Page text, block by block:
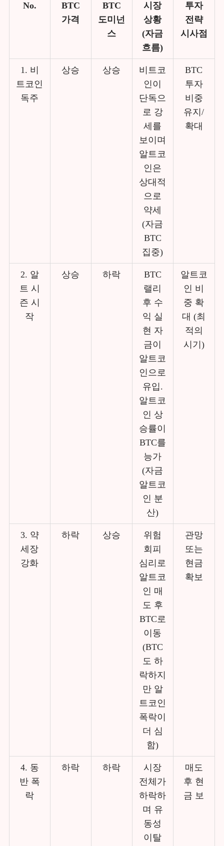
No.
BTC
가격
BTC
도미넌
스
시장
상황
(자금
흐름)
투자
전략
시사점
1. 비
트코인
독주
상승 상승
비트코
인이
단독으
로 강
세를
보이며
알트코
인은
상대적
으로
약세
(자금
BTC
집중)
BTC
투자
비중
유지/
확대
2. 알
트 시
즌 시
작
상승 하락
BTC
랠리
후 수
익 실
현 자
금이
알트코
인으로
유입.
알트코
인 상
승률이
BTC를
능가
(자금
알트코
인 분
산)
알트코
인 비
중 확
대 (최
적의
시기)
3. 약
세장
강화
하락 상승
위험
회피
심리로
알트코
인 매
도 후
BTC로
이동
(BTC
도 하
락하지
만 알
트코인
폭락이
더 심
함)
관망
또는
현금
확보
4. 동
반 폭
락
하락 하락
시장
전체가
하락하
며 유
동성
이탈
매도
후 현
금 보